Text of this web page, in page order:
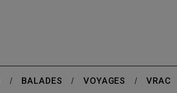
BALADES VOYAGES VRAC